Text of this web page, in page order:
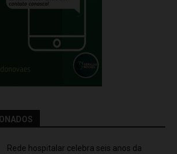
Rede hospitalar celebra seis anos da